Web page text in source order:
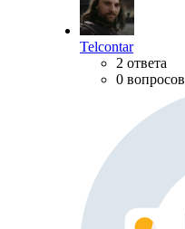
Telcontar
2 ответа
0 вопросов